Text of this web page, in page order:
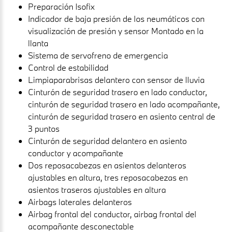
Preparación Isofix
Indicador de baja presión de los neumáticos con
visualización de presión y sensor Montado en la
llanta
Sistema de servofreno de emergencia
Control de estabilidad
Limpiaparabrisas delantero con sensor de lluvia
Cinturón de seguridad trasero en lado conductor,
cinturón de seguridad trasero en lado acompañante,
cinturón de seguridad trasero en asiento central de
3 puntos
Cinturón de seguridad delantero en asiento
conductor y acompañante
Dos reposacabezas en asientos delanteros
ajustables en altura, tres reposacabezas en
asientos traseros ajustables en altura
Airbags laterales delanteros
Airbag frontal del conductor, airbag frontal del
acompañante desconectable